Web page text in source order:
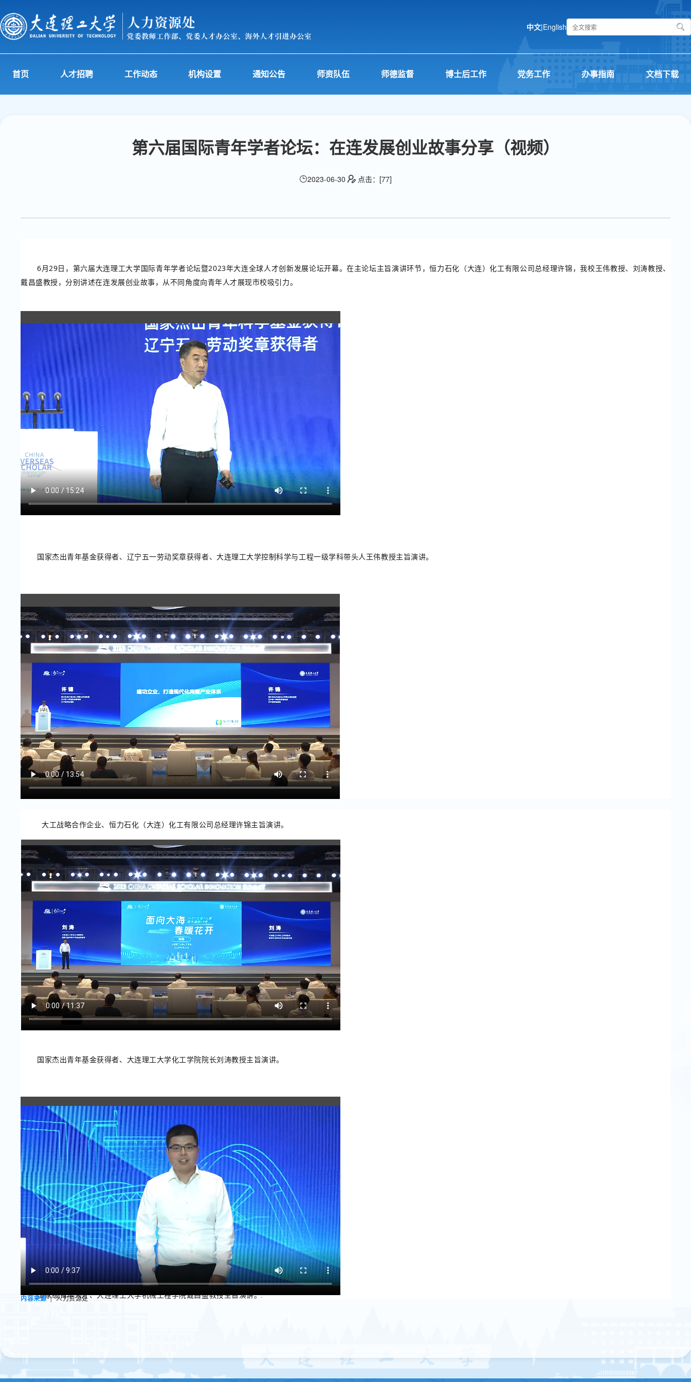
中文|English
首页 人才招聘 工作动态 机构设置 通知公告 师资队伍 师德监督 博士后工作 党务工作 办事指南 文档下载
第六届国际青年学者论坛：在连发展创业故事分享（视频）
2023-06-30 点击：[77]
6月29日，第六届大连理工大学国际青年学者论坛暨2023年大连全球人才创新发展论坛开幕。在主论坛主旨演讲环节，恒力石化（大连）化工有限公司总经理许锦，我校王伟教授、刘涛教授、
戴昌盛教授，分别讲述在连发展创业故事，从不同角度向青年人才展现市校吸引力。
国家杰出青年基金获得者、辽宁五一劳动奖章获得者、大连理工大学控制科学与工程一级学科带头人王伟教授主旨演讲。
大工战略合作企业、恒力石化（大连）化工有限公司总经理许锦主旨演讲。
国家杰出青年基金获得者、大连理工大学化工学院院长刘涛教授主旨演讲。
国家级青年人才、大连理工大学机械工程学院戴昌盛教授主旨演讲。
内容来源 | 人力资源处